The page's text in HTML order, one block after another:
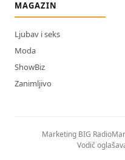
MAGAZIN
Ljubav i seks
Moda
ShowBiz
Zanimljivo
Marketing BIG Radio
Vodič